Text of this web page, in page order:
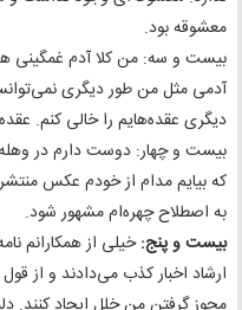
معشوقه بود.
بیست و سه: من کلا آدم غمگینی
آدمی مثل من طور دیگری
دیگری عقده‌هایم را خالی کنم.
بیست و چهار: دوست دارم در
که بیایم مدام از خودم عکس
به اصطلاح چهره‌ام مشهور شود.
بیست و پنج:خیلی از همکارانم
ارشاد اخبار کذب می‌دادند و از